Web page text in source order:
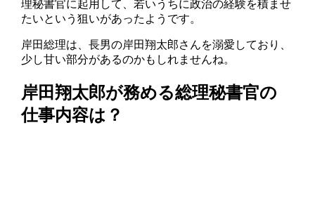
理秘書官に起用して、若いうちに政治の経験を積ませ
たいという狙いがあったようです。
岸田総理は、長男の岸田翔太郎さんを溺愛しており、
少し甘い部分があるのかもしれませんね。
岸田翔太郎が務める総理秘書官の
仕事内容は？